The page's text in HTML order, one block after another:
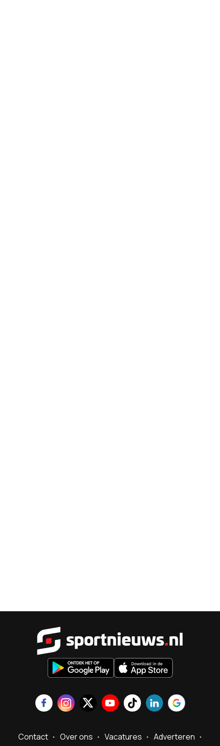
Contact Over ons Vacatures Adverteren